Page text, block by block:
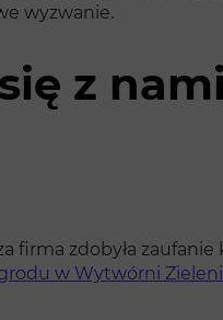
wyzwanie.
z
firma zdobyła
w Wytwórni Zieleni